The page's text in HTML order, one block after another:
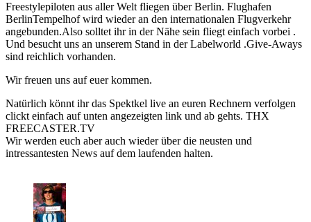
Freestylepiloten aus aller Welt fliegen über Berlin. Flughafen
BerlinTempelhof wird wieder an den internationalen Flugverkehr
angebunden.Also solltet ihr in der Nähe sein fliegt einfach vorbei .
Und besucht uns an unserem Stand in der Labelworld .Give-Aways
sind reichlich vorhanden.
Wir freuen uns auf euer kommen.
Natürlich könnt ihr das Spektkel live an euren Rechnern verfolgen
clickt einfach auf unten angezeigten link und ab gehts. THX
FREECASTER.TV
Wir werden euch aber auch wieder über die neusten und
intressantesten News auf dem laufenden halten.